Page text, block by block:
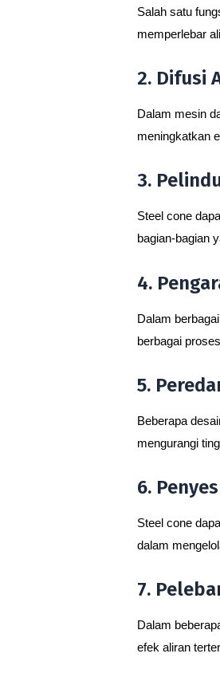
Salah satu
memperlebar
2. Difusi
Dalam mesin
meningkatkan
3.
Steel cone
bagian-bagian
4.
Dalam
berbagai
5.
Beberapa
mengurangi
6.
Steel cone
dalam
7.
Dalam
efek aliran